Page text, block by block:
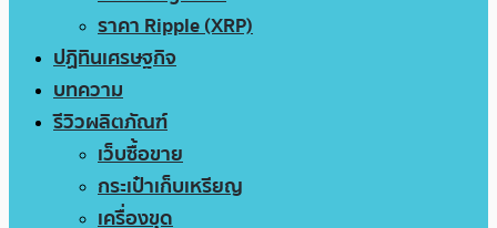
ราคา Ripple (XRP)
ปฏิทินเศรษฐกิจ
บทความ
รีวิวผลิตภัณฑ์
เว็บซื้อขาย
กระเป๋าเก็บเหรียญ
เครื่องขุด